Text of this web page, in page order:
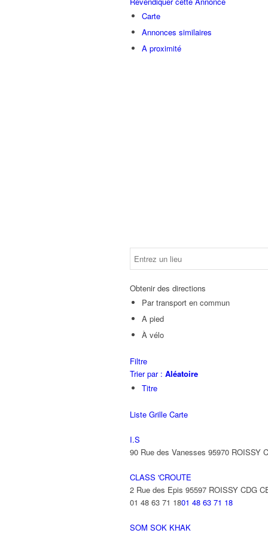
Carte
Annonces similaires
A proximité
Obtenir des directions
Par transport en commun
A pied
À vélo
Filtre
Trier par : Aléatoire
Titre
Liste Grille Carte
I.S
90 Rue des Vanesses 95970 ROISSY
CLASS 'CROUTE
2 Rue des Epis 95597 ROISSY CDG
01 48 63 71 1801 48 63 71 18
SOM SOK KHAK